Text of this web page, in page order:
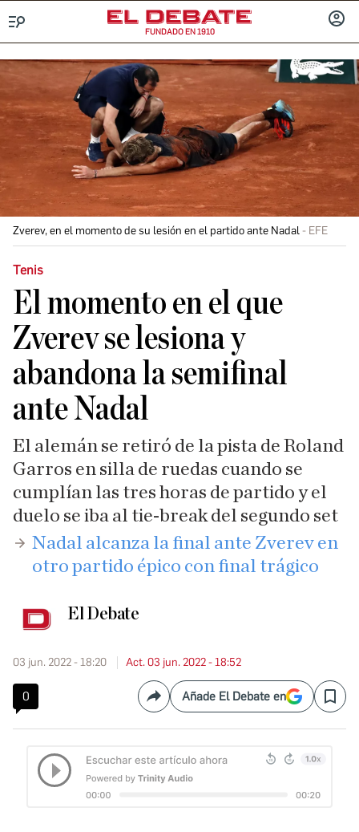
FUNDADO EN 1910
Zverev, en el momento de su lesión en el partido ante Nadal EFE
Tenis
El momento en el que
Zverev se lesiona y
abandona la semifinal
ante Nadal
El alemán se retiró de la pista de Roland
Garros en silla de ruedas cuando se
cumplían las tres horas de partido y el
duelo se iba al tie-break del segundo set
​Nadal alcanza la final ante Zverev en
otro partido épico con final trágico
El Debate
03 jun. 2022 - 18:20 Act. 03 jun. 2022 - 18:52
0 CompartirAñade El Debate en Save